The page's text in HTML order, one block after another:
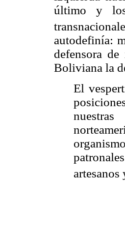
último y
autodefinía:
defensora
Boliviana la
El
artesanos